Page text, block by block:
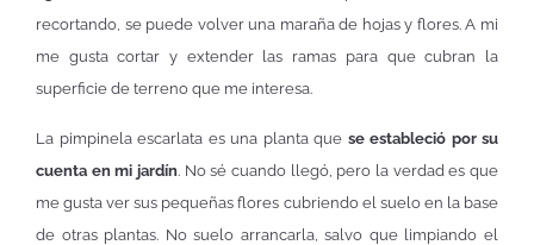
recortando, se puede volver una maraña de hojas y flores. A mi
me gusta cortar y extender las ramas para que cubran la
superficie de terreno que me interesa.
La pimpinela escarlata es una planta que se estableció por su
cuenta en mi jardín. No sé cuando llegó, pero la verdad es que
me gusta ver sus pequeñas flores cubriendo el suelo en la base
de otras plantas. No suelo arrancarla, salvo que limpiando el